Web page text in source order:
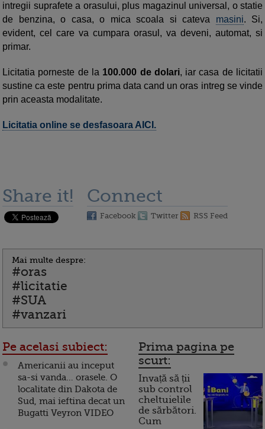
intregii suprafete a orasului, plus magazinul universal, o statie
de benzina, o casa, o mica scoala si cateva masini. Si,
evident, cel care va cumpara orasul, va deveni, automat, si
primar.
Licitatia porneste de la 100.000 de dolari, iar casa de licitatii
sustine ca este pentru prima data cand un oras intreg se vinde
prin aceasta modalitate.
Licitatia online se desfasoara AICI.
Share it! Connect
Facebook Twitter RSS Feed
Mai multe despre:
#oras
#licitatie
#SUA
#vanzari
Pe acelasi subiect:
Americanii au inceput
sa-si vanda… orasele. O
localitate din Dakota de
Sud, mai ieftina decat un
Bugatti Veyron VIDEO
Prima pagina pe
scurt:
Invață să ții
sub control
cheltuielile
de sărbători.
Cum